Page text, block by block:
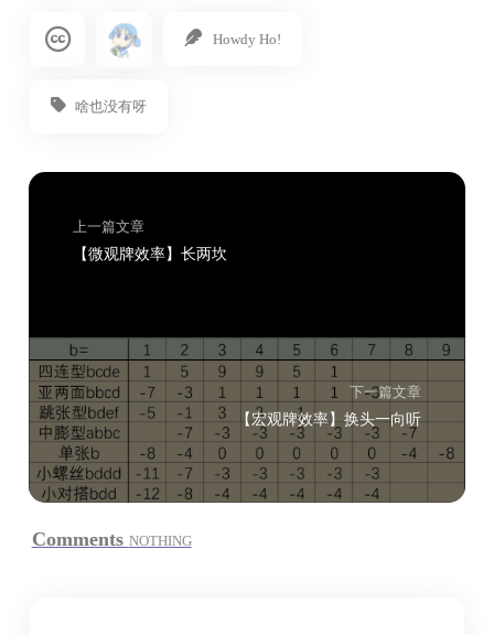
Howdy Ho!
啥也没有呀
上一篇文章
【微观牌效率】长两坎
下一篇文章
【宏观牌效率】换头一向听
Comments NOTHING